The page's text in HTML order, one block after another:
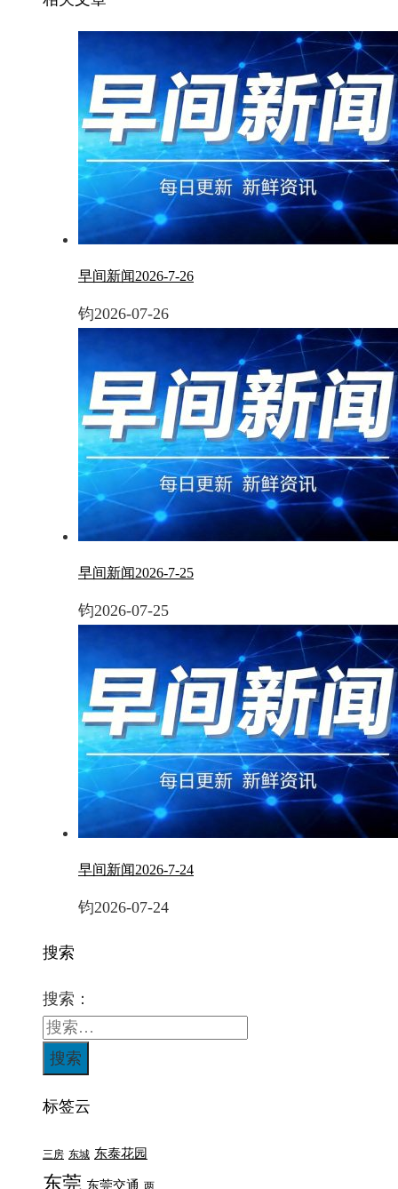
早间新闻2026-7-26
钧2026-07-26
早间新闻2026-7-25
钧2026-07-25
早间新闻2026-7-24
钧2026-07-24
搜索
搜索：
标签云
三房 东城 东泰花园
东莞 东莞交通 两